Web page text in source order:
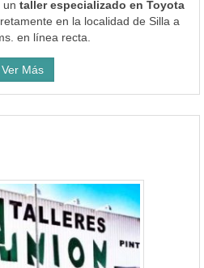
un taller especializado en Toyota
en la localidad de Silla a
en línea recta.
Ver Más